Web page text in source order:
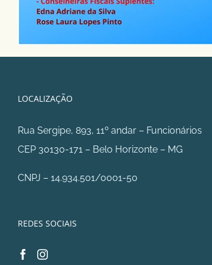
LOCALIZAÇÃO
Rua Sergipe, 893, 11º andar – Funcionários
CEP 30130-171 – Belo Horizonte – MG
CNPJ – 14.934.501/0001-50
REDES SOCIAIS